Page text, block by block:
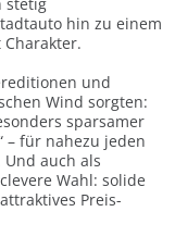
hin zu einem
und
Wind sorgten:
sparsamer
– für nahezu jeden
auch als
Wahl: solide
Preis-